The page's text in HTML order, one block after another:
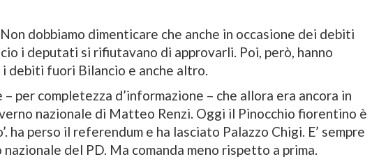
Non dobbiamo dimenticare che anche in occasione dei debiti
i deputati si rifiutavano di approvarli. Poi, però, hanno
debiti fuori Bilancio e anche altro.
– per completezza d’informazione – che allora era ancora in
nazionale di Matteo Renzi. Oggi il Pinocchio fiorentino è
ha perso il referendum e ha lasciato Palazzo Chigi. E’ sempre
del PD. Ma comanda meno rispetto a prima.